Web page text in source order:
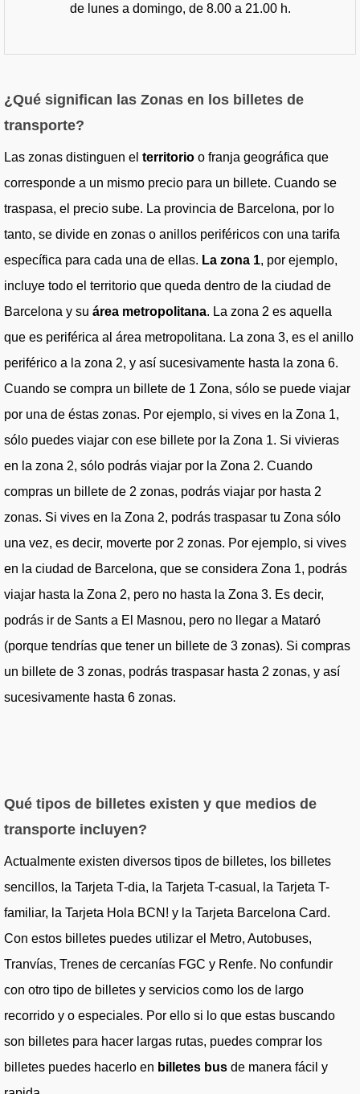
de lunes a domingo, de 8.00 a 21.00 h.
¿Qué significan las Zonas en los billetes de
transporte?
Las zonas distinguen el territorio o franja geográfica que
corresponde a un mismo precio para un billete. Cuando se
traspasa, el precio sube. La provincia de Barcelona, por lo
tanto, se divide en zonas o anillos periféricos con una tarifa
específica para cada una de ellas. La zona 1, por ejemplo,
incluye todo el territorio que queda dentro de la ciudad de
Barcelona y su área metropolitana. La zona 2 es aquella
que es periférica al área metropolitana. La zona 3, es el anillo
periférico a la zona 2, y así sucesivamente hasta la zona 6.
Cuando se compra un billete de 1 Zona, sólo se puede viajar
por una de éstas zonas. Por ejemplo, si vives en la Zona 1,
sólo puedes viajar con ese billete por la Zona 1. Si vivieras
en la zona 2, sólo podrás viajar por la Zona 2. Cuando
compras un billete de 2 zonas, podrás viajar por hasta 2
zonas. Si vives en la Zona 2, podrás traspasar tu Zona sólo
una vez, es decir, moverte por 2 zonas. Por ejemplo, si vives
en la ciudad de Barcelona, que se considera Zona 1, podrás
viajar hasta la Zona 2, pero no hasta la Zona 3. Es decir,
podrás ir de Sants a El Masnou, pero no llegar a Mataró
(porque tendrías que tener un billete de 3 zonas). Si compras
un billete de 3 zonas, podrás traspasar hasta 2 zonas, y así
sucesivamente hasta 6 zonas.
Qué tipos de billetes existen y que medios de
transporte incluyen?
Actualmente existen diversos tipos de billetes, los billetes
sencillos, la Tarjeta T-dia, la Tarjeta T-casual, la Tarjeta T-
familiar, la Tarjeta Hola BCN! y la Tarjeta Barcelona Card.
Con estos billetes puedes utilizar el Metro, Autobuses,
Tranvías, Trenes de cercanías FGC y Renfe. No confundir
con otro tipo de billetes y servicios como los de largo
recorrido y o especiales. Por ello si lo que estas buscando
son billetes para hacer largas rutas, puedes comprar los
billetes puedes hacerlo en billetes bus de manera fácil y